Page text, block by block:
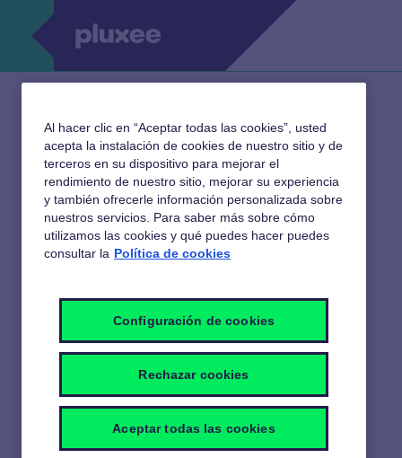
Pluxee
Empleados, tu
portal de
gestión
Email de usuario*
Al hacer clic en “Aceptar todas las cookies”, usted
acepta la instalación de cookies de nuestro sitio y de
terceros en su dispositivo para mejorar el
rendimiento de nuestro sitio, mejorar su experiencia
y también ofrecerle información personalizada sobre
nuestros servicios. Para saber más sobre cómo
utilizamos las cookies y qué puedes hacer puedes
consultar la Política de cookies
Configuración de cookies
Rechazar cookies
Aceptar todas las cookies